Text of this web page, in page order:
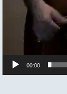
00:00